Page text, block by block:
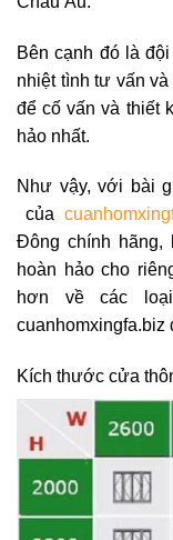
Bên cạnh đó là
nhiệt tình tư vấn
để cố vấn và thiết
hảo nhất.
Như vậy, với bài
của
Đông chính hãng,
hoàn hảo cho
hơn về các
cuanhomxingfa.biz
​Kích thước cửa